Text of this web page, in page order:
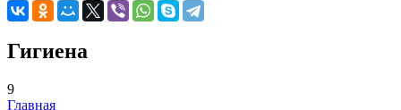
Гигиена
9
Главная